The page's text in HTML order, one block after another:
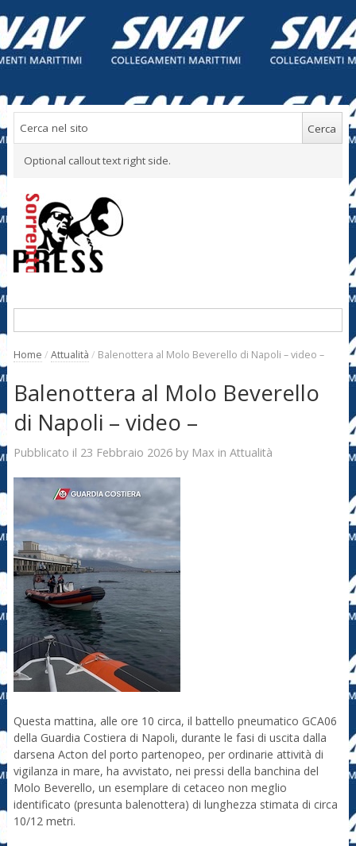
Optional callout text right side.
Home / Attualità / Balenottera al Molo Beverello di Napoli – video –
Balenottera al Molo Beverello
di Napoli – video –
Pubblicato il 23 Febbraio 2026by Max in Attualità
Questa mattina, alle ore 10 circa, il battello pneumatico GCA06
della Guardia Costiera di Napoli, durante le fasi di uscita dalla
darsena Acton del porto partenopeo, per ordinarie attività di
vigilanza in mare, ha avvistato, nei pressi della banchina del
Molo Beverello, un esemplare di cetaceo non meglio
identificato (presunta balenottera) di lunghezza stimata di circa
10/12 metri.